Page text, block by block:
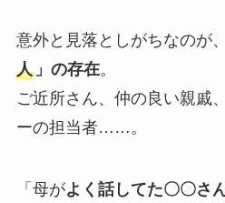
意外と見落としがちなのが、
人」の存在。
ご近所さん、仲の良い親戚
ーの担当者……。
「母がよく話してた〇〇さ